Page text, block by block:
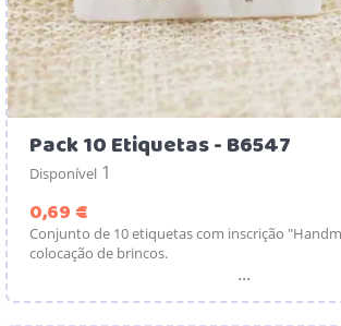
Pack 10 Etiquetas - B6547
Disponível 1
0,69 €
Conjunto de 10 etiquetas com inscrição
colocação de brincos.
...